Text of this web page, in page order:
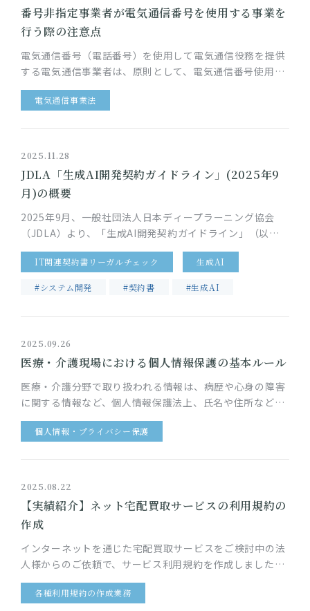
番号非指定事業者が電気通信番号を使用する事業を
行う際の注意点
電気通信番号（電話番号）を使用して電気通信役務を提供
する電気通信事業者は、原則として、電気通信番号使用計
画を作成するなどの手続が求められます。電気通信番号の
指定を受ける電気通信事業…
電気通信事業法
2025.11.28
JDLA「生成AI開発契約ガイドライン」(2025年9
月)の概要
2025年9月、一般社団法人日本ディープラーニング協会
（JDLA）より、「生成AI開発契約ガイドライン」（以
下、「本ガイドライン」）が公開されました。 これまで、
AI開発契約の実務…
IT関連契約書リーガルチェック 生成AI
#システム開発 #契約書 #生成AI
2025.09.26
医療・介護現場における個人情報保護の基本ルール
医療・介護分野で取り扱われる情報は、病歴や心身の障害
に関する情報など、個人情報保護法上、氏名や住所などの
一般的な個人情報に比して厳格な取り扱いが求められてい
る「要配慮個人情報」が大…
個人情報・プライバシー保護
2025.08.22
【実績紹介】ネット宅配買取サービスの利用規約の
作成
インターネットを通じた宅配買取サービスをご検討中の法
人様からのご依頼で、サービス利用規約を作成しました。
このサービスでは、サービス利用者は、自宅で不要になっ
た品物の買取をインター…
各種利用規約の作成業務